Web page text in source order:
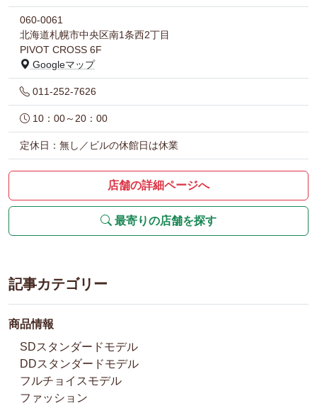
060-0061
北海道札幌市中央区南1条西2丁目
PIVOT CROSS 6F
Googleマップ
011-252-7626
10：00～20：00
定休日：無し／ビルの休館日は休業
店舗の詳細ページへ
最寄りの店舗を探す
記事カテゴリー
商品情報
SDスタンダードモデル
DDスタンダードモデル
フルチョイスモデル
ファッション